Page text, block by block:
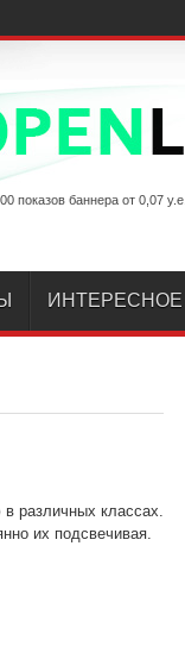
показов баннера от 0,07 у.е.
ИНТЕРЕСНОЕ
различных классах.
их подсвечивая.